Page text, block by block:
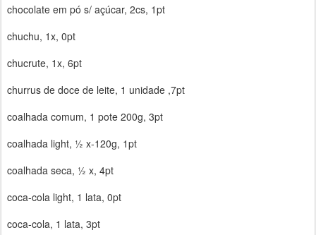
chocolate em pó s/ açúcar, 2cs, 1pt
chuchu, 1x, 0pt
chucrute, 1x, 6pt
churrus de doce de leite, 1 unidade ,7pt
coalhada comum, 1 pote 200g, 3pt
coalhada light, ½ x-120g, 1pt
coalhada seca, ½ x, 4pt
coca-cola light, 1 lata, 0pt
coca-cola, 1 lata, 3pt